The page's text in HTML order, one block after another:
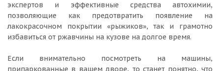
экспертов и эффективные средства автохимии,
позволяющие как предотвратить появление на
лакокрасочном покрытии «рыжиков», так и грамотно
избавиться от ржавчины на кузове на долгое время.
Если внимательно посмотреть на машины,
припаркованные в вашем дворе, то станет понятно, что